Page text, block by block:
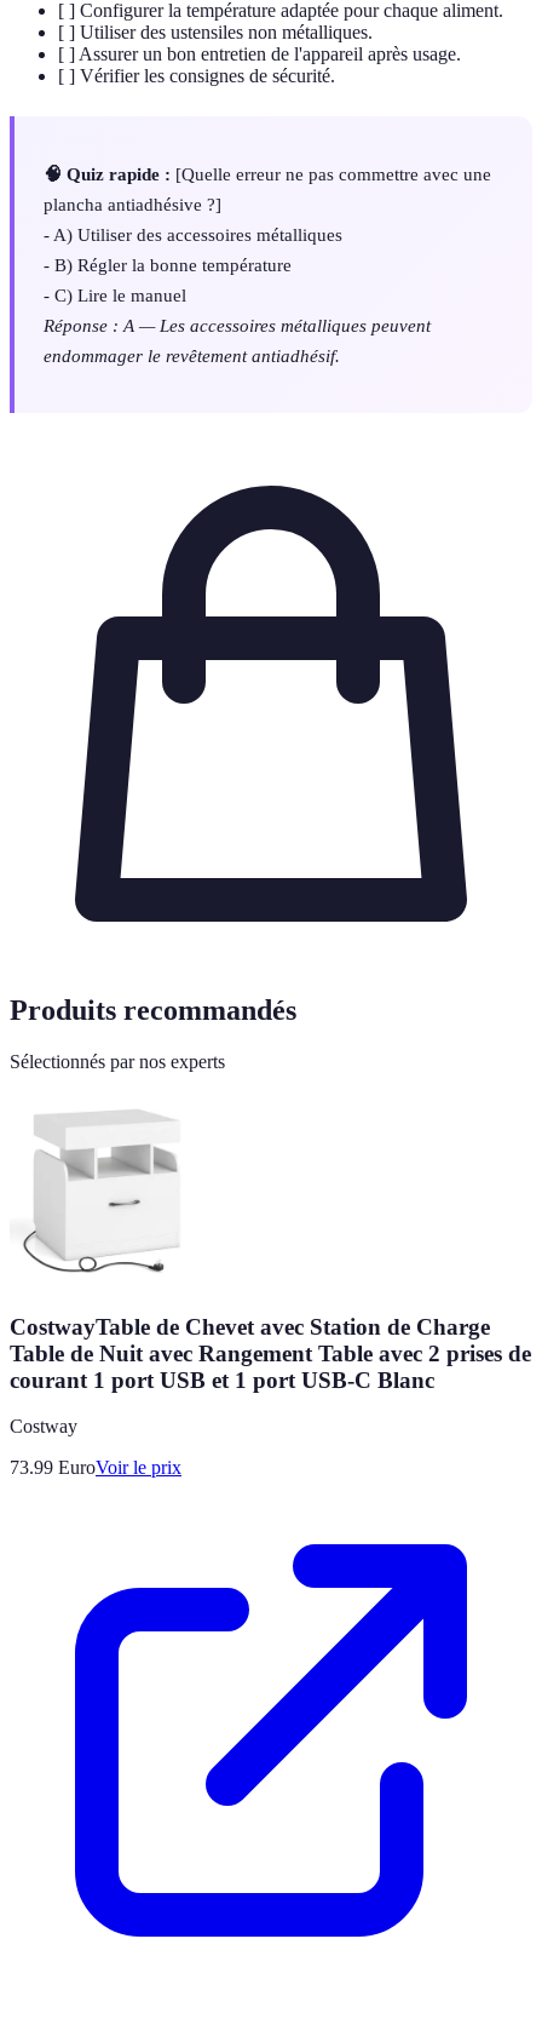
[ ] Configurer la température adaptée pour chaque aliment.
[ ] Utiliser des ustensiles non métalliques.
[ ] Assurer un bon entretien de l'appareil après usage.
[ ] Vérifier les consignes de sécurité.
🧠 Quiz rapide : [Quelle erreur ne pas commettre avec une
plancha antiadhésive ?]
- A) Utiliser des accessoires métalliques
- B) Régler la bonne température
- C) Lire le manuel
Réponse : A — Les accessoires métalliques peuvent
endommager le revêtement antiadhésif.
Produits recommandés
Sélectionnés par nos experts
CostwayTable de Chevet avec Station de Charge
Table de Nuit avec Rangement Table avec 2 prises de
courant 1 port USB et 1 port USB-C Blanc
Costway
73.99 EuroVoir le prix